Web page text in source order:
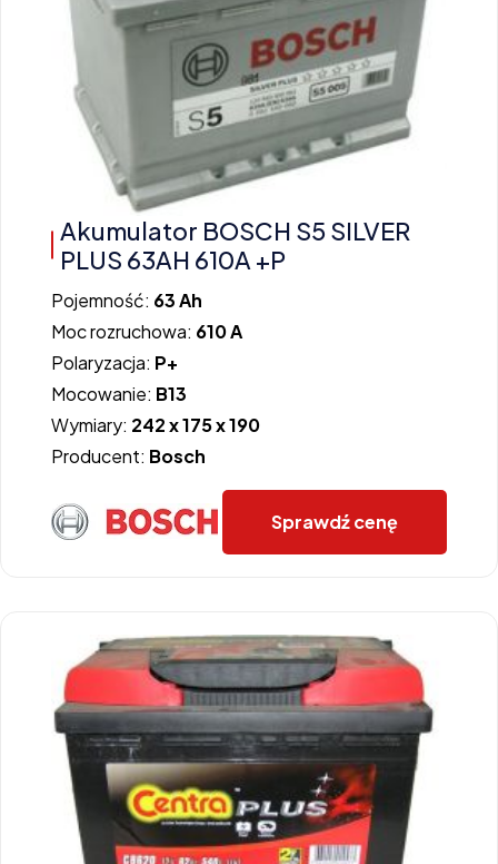
Akumulator BOSCH S5 SILVER
PLUS 63AH 610A +P
Pojemność: 63 Ah
Moc rozruchowa: 610 A
Polaryzacja: P+
Mocowanie: B13
Wymiary: 242 x 175 x 190
Producent: Bosch
Sprawdź cenę